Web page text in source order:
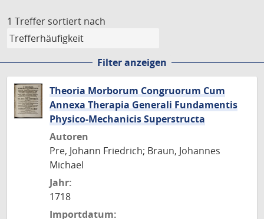
1 Treffer sortiert nach
Filter anzeigen
Theoria Morborum Congruorum Cum
Annexa Therapia Generali Fundamentis
Physico-Mechanicis Superstructa
Autoren
Pre, Johann Friedrich; Braun, Johannes
Michael
Jahr:
1718
Importdatum: